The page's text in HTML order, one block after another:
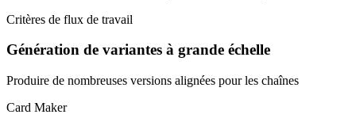
Critères de flux de travail
Génération de variantes à grande échelle
Produire de nombreuses versions alignées pour les chaînes
Card Maker